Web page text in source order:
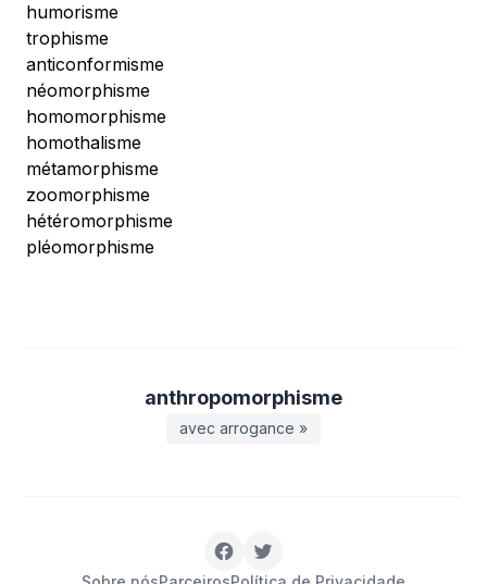
humorisme
trophisme
anticonformisme
néomorphisme
homomorphisme
homothalisme
métamorphisme
zoomorphisme
hétéromorphisme
pléomorphisme
anthropomorphisme
avec arrogance »